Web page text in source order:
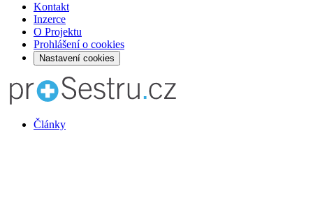
Kontakt
Inzerce
O Projektu
Prohlášení o cookies
Nastavení cookies
Články